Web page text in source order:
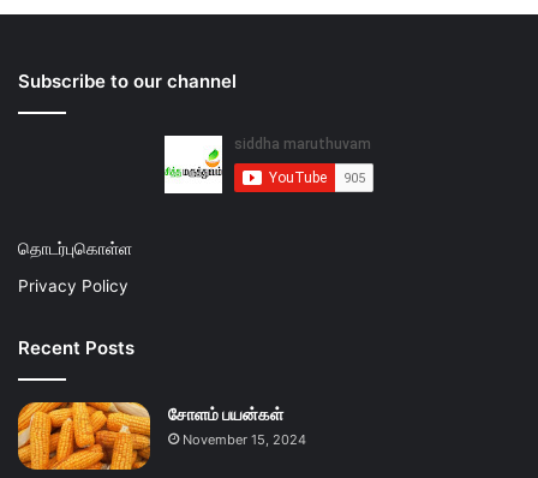
Subscribe to our channel
தொடர்புகொள்ள
Privacy Policy
Recent Posts
சோளம் பயன்கள்
November 15, 2024